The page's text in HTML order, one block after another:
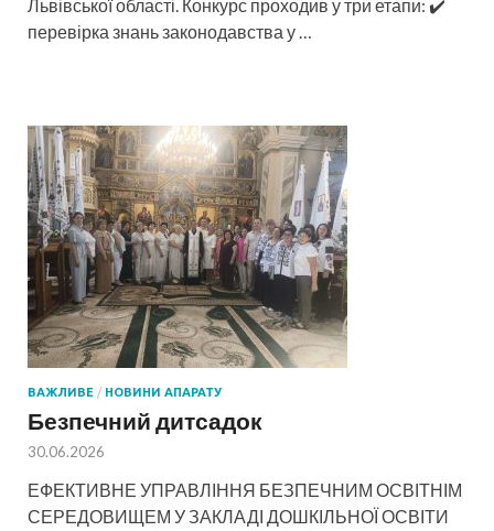
Львівської області. Конкурс проходив у три етапи: ✔️
перевірка знань законодавства у …
ВАЖЛИВЕ / НОВИНИ АПАРАТУ
Безпечний дитсадок
30.06.2026
ЕФЕКТИВНЕ УПРАВЛІННЯ БЕЗПЕЧНИМ ОСВІТНІМ
СЕРЕДОВИЩЕМ У ЗАКЛАДІ ДОШКІЛЬНОЇ ОСВІТИ